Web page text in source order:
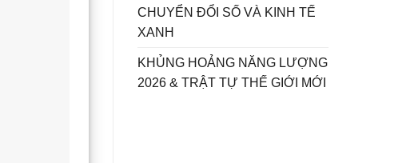
CHUYỂN ĐỔI SỐ VÀ KINH TẾ
XANH
KHỦNG HOẢNG NĂNG LƯỢNG
2026 & TRẬT TỰ THẾ GIỚI MỚI